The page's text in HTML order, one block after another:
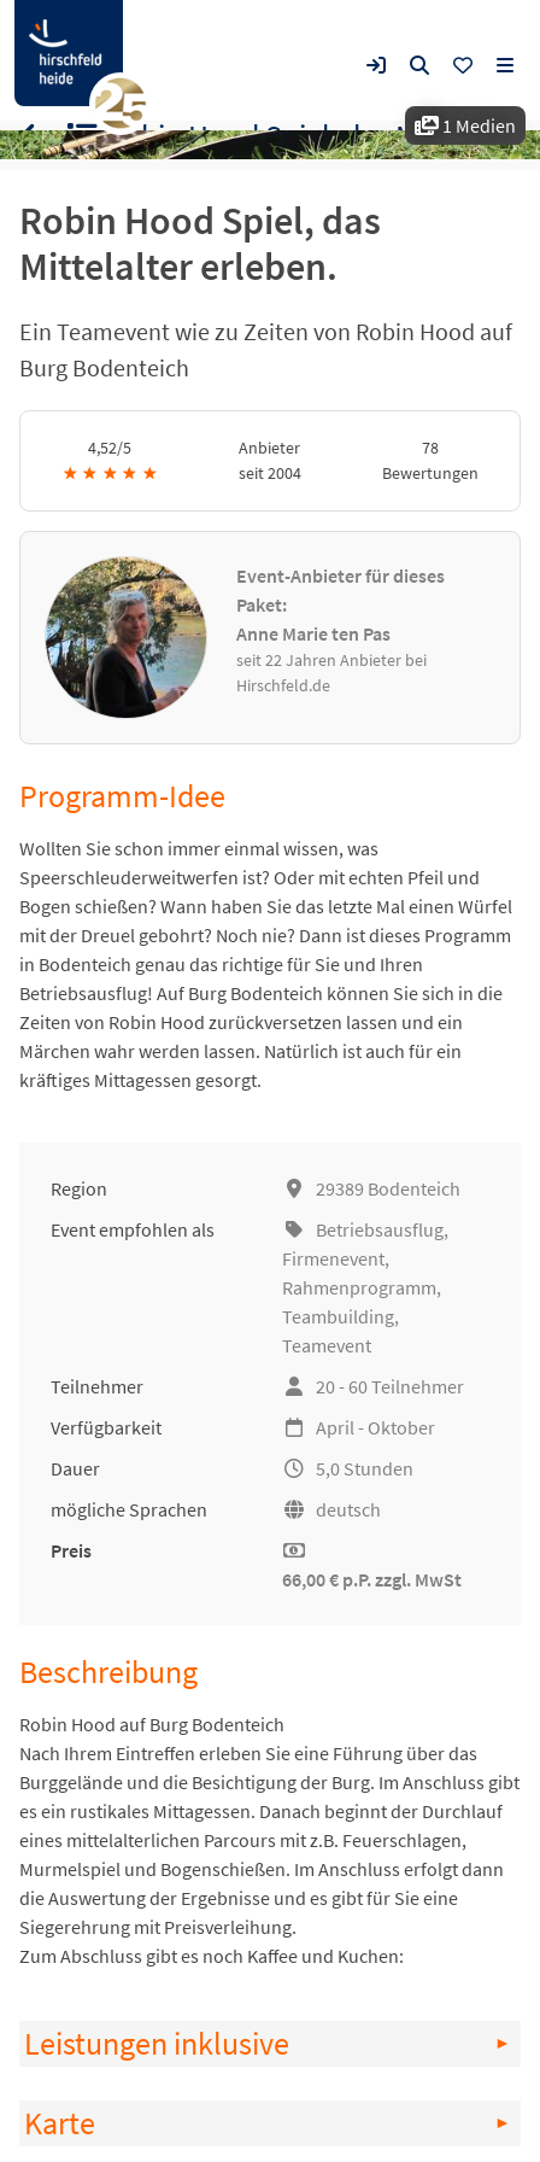
1 Medien
Robin Hood Spiel, das
Mittelalter erleben.
Ein Teamevent wie zu Zeiten von Robin Hood auf
Burg Bodenteich
4,52/5
★ ★ ★ ★ ★
Anbieter
seit 2004
78
Bewertungen
Event-Anbieter für dieses
Paket:
Anne Marie ten Pas
seit 22 Jahren Anbieter bei
Hirschfeld.de
Robin Hood Spiel, das Mittelalter erleben.
Programm-Idee
Wollten Sie schon immer einmal wissen, was
Speerschleuderweitwerfen ist? Oder mit echten Pfeil und
Bogen schießen? Wann haben Sie das letzte Mal einen Würfel
mit der Dreuel gebohrt? Noch nie? Dann ist dieses Programm
in Bodenteich genau das richtige für Sie und Ihren
Betriebsausflug! Auf Burg Bodenteich können Sie sich in die
Zeiten von Robin Hood zurückversetzen lassen und ein
Märchen wahr werden lassen. Natürlich ist auch für ein
kräftiges Mittagessen gesorgt.
Region
29389 Bodenteich
Event empfohlen als
Betriebsausflug,
Firmenevent,
Rahmenprogramm,
Teambuilding,
Teamevent
Teilnehmer
20 - 60 Teilnehmer
Verfügbarkeit
April - Oktober
Dauer
5,0 Stunden
mögliche Sprachen
deutsch
Preis
66,00 € p.P. zzgl. MwSt
Beschreibung
Robin Hood auf Burg Bodenteich
Nach Ihrem Eintreffen erleben Sie eine Führung über das
Burggelände und die Besichtigung der Burg. Im Anschluss gibt
es ein rustikales Mittagessen. Danach beginnt der Durchlauf
eines mittelalterlichen Parcours mit z.B. Feuerschlagen,
Murmelspiel und Bogenschießen. Im Anschluss erfolgt dann
die Auswertung der Ergebnisse und es gibt für Sie eine
Siegerehrung mit Preisverleihung.
Zum Abschluss gibt es noch Kaffee und Kuchen:
Leistungen inklusive
Karte